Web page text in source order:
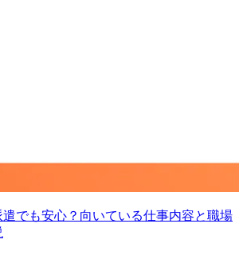
でも安心？向いている仕事内容と職場